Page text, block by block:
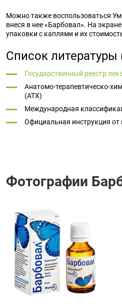
Можно также воспользоваться
внеся в нее «Барбовал». На
упаковки с каплями и их
Список литературы
Государственный реестр
Анатомо-терапевтическо-
(ATX)
Международная
Официальная инструкция от
Фотографии